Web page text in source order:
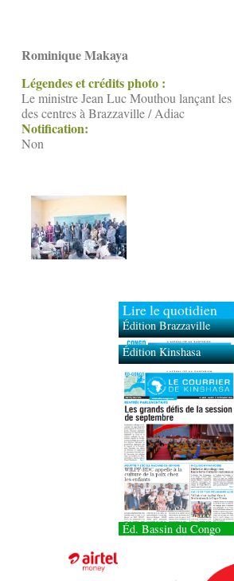
Rominique Makaya
Légendes et crédits photo :
Le ministre Jean Luc Mouthou lançant
des centres à Brazzaville / Adiac
Notification:
Non
Lire le quotidien
Édition Brazzaville
Édition Kinshasa
Éd. Bassin du Congo